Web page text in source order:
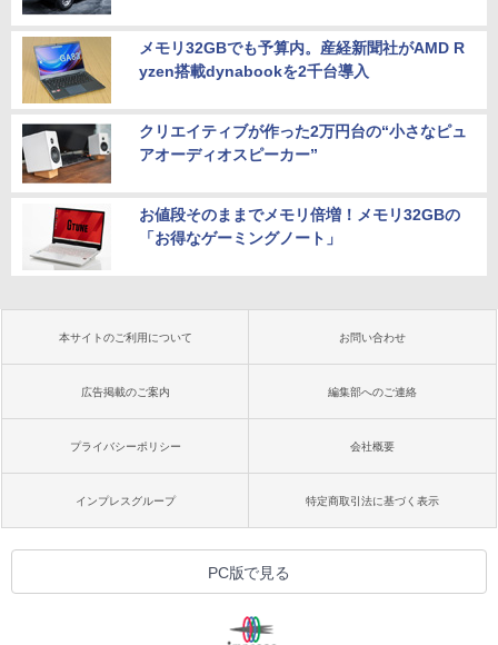
メモリ32GBでも予算内。産経新聞社がAMD R
yzen搭載dynabookを2千台導入
クリエイティブが作った2万円台の“小さなピュ
アオーディオスピーカー”
お値段そのままでメモリ倍増！メモリ32GBの
「お得なゲーミングノート」
本サイトのご利用について お問い合わせ
広告掲載のご案内 編集部へのご連絡
プライバシーポリシー 会社概要
インプレスグループ 特定商取引法に基づく表示
PC版で見る